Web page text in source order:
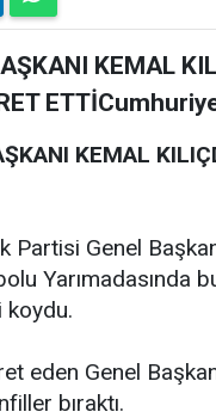
KEMAL
KEMAL
Partisi Genel
Yarımadasında
koydu.
eden Genel
bıraktı.